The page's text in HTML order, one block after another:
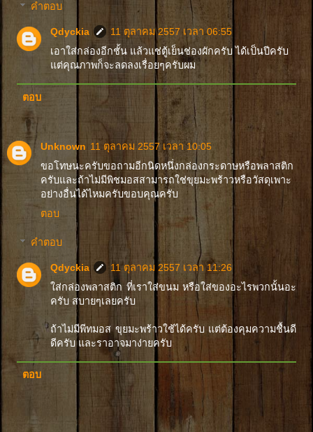
คำตอบ
Qdyckia
11 ตุลาคม 2557 เวลา 06:55
เอาใส่กล่องอีกชั้น แล้วแช่ตู้เย็นช่องผักครับ ได้เป็นปีครับ
แต่คุณภาพก็จะลดลงเรื่อยๆครับผม
ตอบ
Unknown 11 ตุลาคม 2557 เวลา 10:05
ขอโทษนะครับขอถามอีกนิดหนึ่งกล่องกระดาษหรือพลาสติก
ครับและถ้าไม่มีพิชมอสสามารถใช่ขุยมะพร้าวหรือวัสดุเพาะ
อย่างอื่นได้ไหมครับขอบคุณครับ
ตอบ
คำตอบ
Qdyckia
11 ตุลาคม 2557 เวลา 11:26
ใส่กล่องพลาสติก ที่เราใส่ขนม หรือใส่ของอะไรพวกนั้นอะ
ครับ สบายๆเลยครับ
ถ้าไม่มีพีทมอส ขุยมะพร้าวใช้ได้ครับ แต่ต้องคุมความชื้นดี
ดีครับ และราอาจมาง่ายครับ
ตอบ